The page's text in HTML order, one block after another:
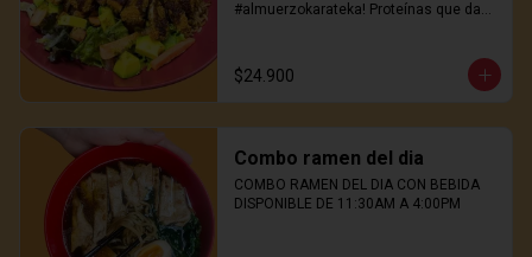
#almuerzokarateka! Proteínas que dan
$24.900
Combo ramen del dia
COMBO RAMEN DEL DIA CON BEBIDA
DISPONIBLE DE 11:30AM A 4:00PM